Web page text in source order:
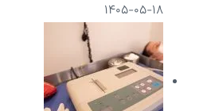
۱۴۰۵-۰۵-۱۸